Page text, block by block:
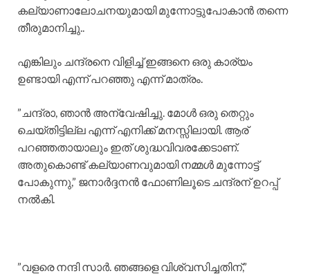
കല്യാണാലോചനയുമായി മുന്നോട്ടുപോകാൻ തന്നെ
തീരുമാനിച്ചു..
എങ്കിലും ചന്ദ്രനെ വിളിച്ച് ഇങ്ങനെ ഒരു കാര്യം
ഉണ്ടായി എന്ന് പറഞ്ഞു എന്ന് മാത്രം.
​”ചന്ദ്രാ, ഞാൻ അന്വേഷിച്ചു. മോൾ ഒരു തെറ്റും
ചെയ്തിട്ടില്ല എന്ന് എനിക്ക് മനസ്സിലായി. ആര്
പറഞ്ഞതായാലും ഇത് ശുദ്ധവിവരക്കേടാണ്.
അതുകൊണ്ട് കല്യാണവുമായി നമ്മൾ മുന്നോട്ട്
പോകുന്നു,” ജനാർദ്ദനൻ ഫോണിലൂടെ ചന്ദ്രന് ഉറപ്പ്
നൽകി.
​”വളരെ നന്ദി സാർ. ഞങ്ങളെ വിശ്വസിച്ചതിന്,”